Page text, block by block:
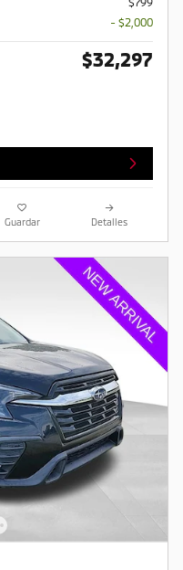
- $2,000
$32,297
Guardar Detalles